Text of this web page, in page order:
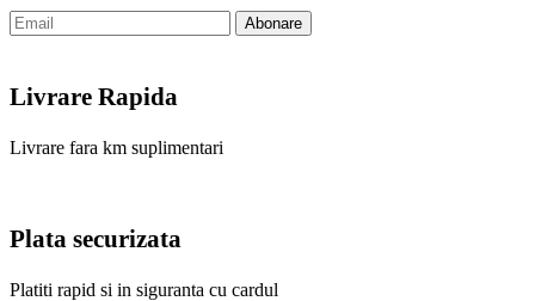
Abonare
Livrare Rapida
Livrare fara km suplimentari
Plata securizata
Platiti rapid si in siguranta cu cardul